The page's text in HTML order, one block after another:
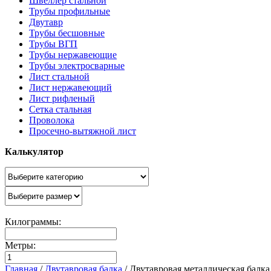
Трубы профильные
Двутавр
Трубы бесшовные
Трубы ВГП
Трубы нержавеющие
Трубы электросварные
Лист стальной
Лист нержавеющий
Лист рифленый
Сетка стальная
Проволока
Просечно-вытяжной лист
Калькулятор
Килограммы:
Метры:
Главная / Двутавровая балка / Двутавровая металлическая